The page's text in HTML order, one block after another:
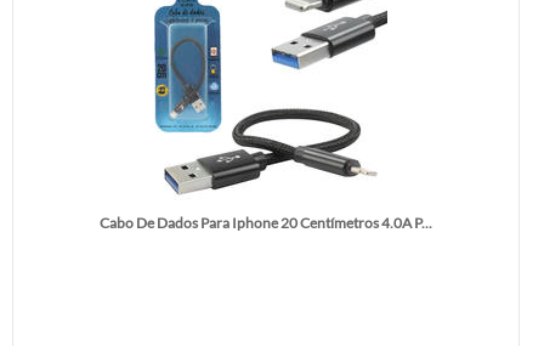
Cabo De Dados Para Iphone 20 Centímetros 4.0A P...